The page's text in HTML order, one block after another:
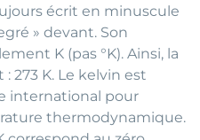
écrit en minuscule
» devant. Son
K (pas °K). Ainsi, la
273 K. Le kelvin est
international pour
thermodynamique.